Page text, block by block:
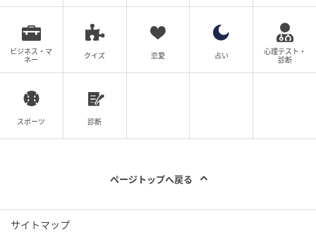
ビジネス・マ
ネー
クイズ 恋愛 占い
心理テスト・
診断
スポーツ 診断
ページトップへ戻る
サイトマップ